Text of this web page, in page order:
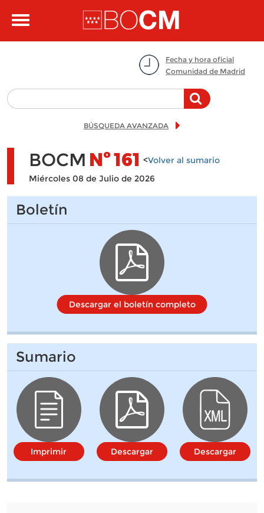
Toggle
Fecha y hora oficial
Comunidad de Madrid
BÚSQUEDA AVANZADA
BOCM Nº161 <Volver al sumario
Miércoles 08 de Julio de 2026
Boletín
Descargar el boletín completo
Sumario
Imprimir Descargar Descargar